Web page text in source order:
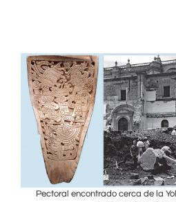
Pectoral encontrado cerca de la